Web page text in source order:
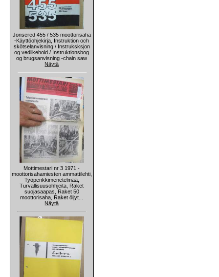
Jonsered 455 / 535 moottorisaha
-Käyttöohjekirja, Instruktion och
skötselanvisning / Instruksksjon
og vedlikehold / Instruktionsbog
og brugsanvisning -chain saw
Näytä
Mottimestari nr 3 1971 -
moottorisahamiesten ammattilehti,
Työpenkkimenetelmää,
Turvallisuusohhjeita, Raket
suojasaapas, Raket 50
moottorisaha, Raket öljyt...
Näytä